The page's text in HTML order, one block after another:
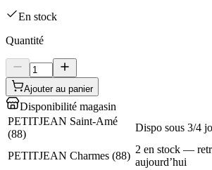
En stock
Quantité
Ajouter au panier
Disponibilité magasin
PETITJEAN Saint-Amé
(88)
Dispo sous 3/4
PETITJEAN Charmes (88)
2 en stock —
aujourd’hui